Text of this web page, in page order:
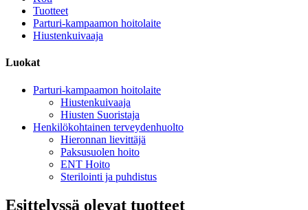
Tuotteet
Parturi-kampaamon hoitolaite
Hiustenkuivaaja
Luokat
Parturi-kampaamon hoitolaite
Hiustenkuivaaja
Hiusten Suoristaja
Henkilökohtainen terveydenhuolto
Hieronnan lievittäjä
Paksusuolen hoito
ENT Hoito
Sterilointi ja puhdistus
Esittelyssä olevat tuotteet